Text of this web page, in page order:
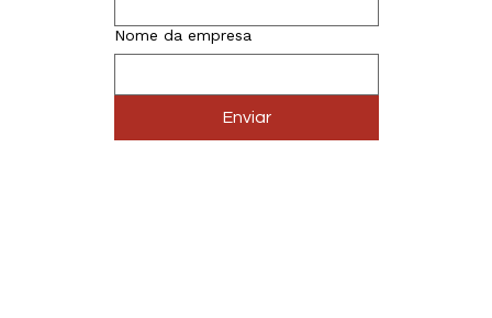
Nome da empresa
Enviar